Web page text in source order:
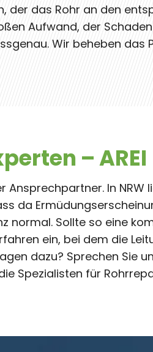
der das Rohr an den
Aufwand, der
Wir beheben das
– AREI
In NRW
da
normal. Sollte so eine
ein, bei dem die
dazu? Sprechen Sie
Spezialisten für